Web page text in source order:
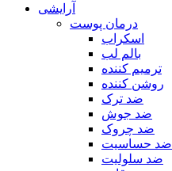
آرایشی
درمان پوست
اسکراب
بالم لب
ترمیم کننده
روشن کننده
ضد ترک
ضد جوش
ضد چروک
ضد حساسیت
ضد سلولیت